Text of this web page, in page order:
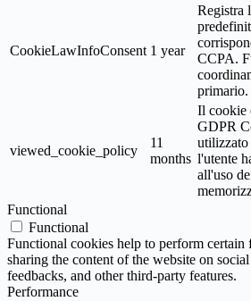
CookieLawInfoConsent 1 year
Registra
CCPA.
primario.
viewed_cookie_policy
11
months
Il cookie
GDPR
utilizzato
l'utente
all'uso
Functional
Functional
Functional cookies help to perform
sharing the content of the website on
feedbacks, and other third-party features.
Performance